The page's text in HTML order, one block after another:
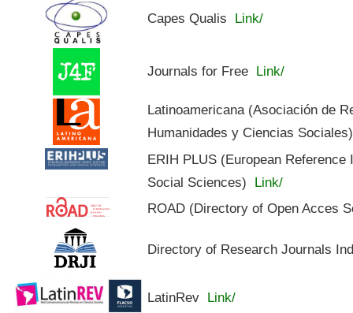
Capes Qualis Link/
Journals for Free Link/
Latinoamericana (Asociación de
Humanidades y Ciencias Sociales)
ERIH PLUS (European
Social Sciences) Link/
ROAD (Directory of Open Acces
Directory of Research Journals
LatinRev Link/